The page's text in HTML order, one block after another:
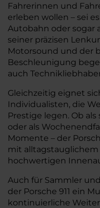
Fahrerinnen und
erleben wollen – sei
Autobahn oder sogar
seiner präzisen
Motorsound und der
Beschleunigung
auch
Gleichzeitig eignet
Individualisten, die
Prestige legen. Ob
oder als
Momente – der
mit
hochwertigen
Auch für Sammler
der Porsche 911 ein
kontinuierliche